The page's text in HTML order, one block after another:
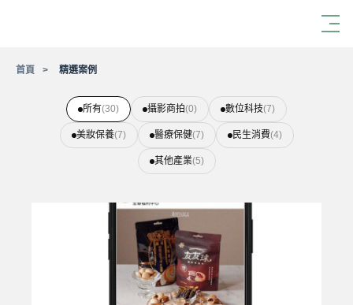
首頁 精選案例
所有(30) 攝影商拍(0) 數位科技(7)
美妝保養(7) 醫療保健(7) 民生消費(4)
其他產業(5)